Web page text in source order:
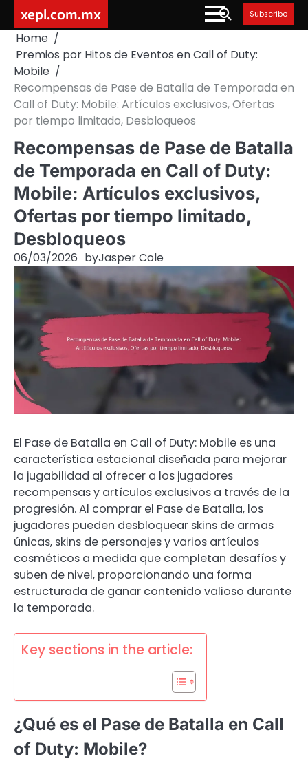
content
xepl.com.mx Subscribe
Home
Premios por Hitos de Eventos en Call of Duty:
Mobile
Recompensas de Pase de Batalla de Temporada en
Call of Duty: Mobile: Artículos exclusivos, Ofertas
por tiempo limitado, Desbloqueos
Recompensas de Pase de Batalla
de Temporada en Call of Duty:
Mobile: Artículos exclusivos,
Ofertas por tiempo limitado,
Desbloqueos
06/03/2026 byJasper Cole
El Pase de Batalla en Call of Duty: Mobile es una
característica estacional diseñada para mejorar
la jugabilidad al ofrecer a los jugadores
recompensas y artículos exclusivos a través de la
progresión. Al comprar el Pase de Batalla, los
jugadores pueden desbloquear skins de armas
únicas, skins de personajes y varios artículos
cosméticos a medida que completan desafíos y
suben de nivel, proporcionando una forma
estructurada de ganar contenido valioso durante
la temporada.
Key sections in the article:
¿Qué es el Pase de Batalla en Call
of Duty: Mobile?